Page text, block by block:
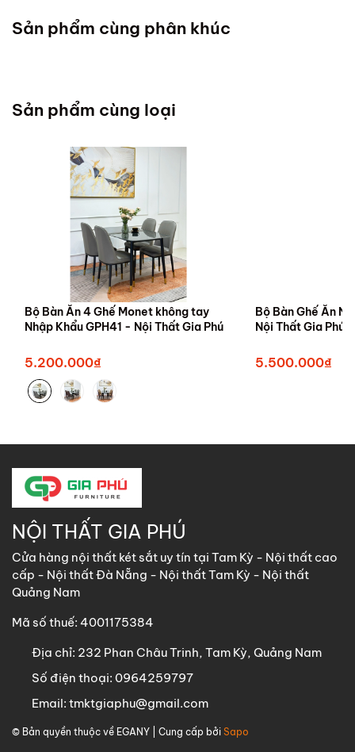
Sản phẩm cùng phân khúc
Sản phẩm cùng loại
Bộ Bàn Ăn 4 Ghế Monet không tay
Nhập Khẩu GPH41 - Nội Thất Gia Phú
5.200.000₫
Bộ Bàn Ghế Ăn
Nội Thất Gia Phú
5.500.000₫
NỘI THẤT GIA PHÚ
Cửa hàng nội thất két sắt uy tín tại Tam Kỳ - Nội thất cao
cấp - Nội thất Đà Nẵng - Nội thất Tam Kỳ - Nội thất
Quảng Nam
Mã số thuế: 4001175384
Địa chỉ: 232 Phan Châu Trinh, Tam Kỳ, Quảng Nam
Số điện thoại: 0964259797
Email: tmktgiaphu@gmail.com
© Bản quyền thuộc về EGANY | Cung cấp bởi Sapo